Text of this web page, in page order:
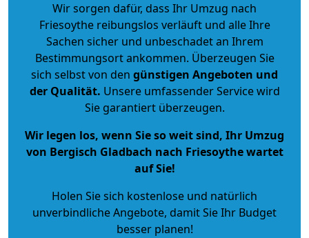
Wir sorgen dafür, dass Ihr Umzug nach
Friesoythe reibungslos verläuft und alle Ihre
Sachen sicher und unbeschadet an Ihrem
Bestimmungsort ankommen. Überzeugen Sie
sich selbst von den günstigen Angeboten und
der Qualität. Unsere umfassender Service wird
Sie garantiert überzeugen.
Wir legen los, wenn Sie so weit sind, Ihr Umzug
von Bergisch Gladbach nach Friesoythe wartet
auf Sie!
Holen Sie sich kostenlose und natürlich
unverbindliche Angebote, damit Sie Ihr Budget
besser planen!